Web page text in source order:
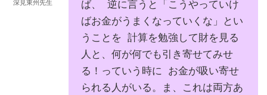
深見東州先生
ば、 逆に言うと「こうやっていけ
ばお金がうまくなっていくな」とい
うことを 計算を勉強して財を見る
人と、何が何でも引き寄せてみせ
る！っていう時に お金が吸い寄せ
られる人がいる。ま、これは両方あ